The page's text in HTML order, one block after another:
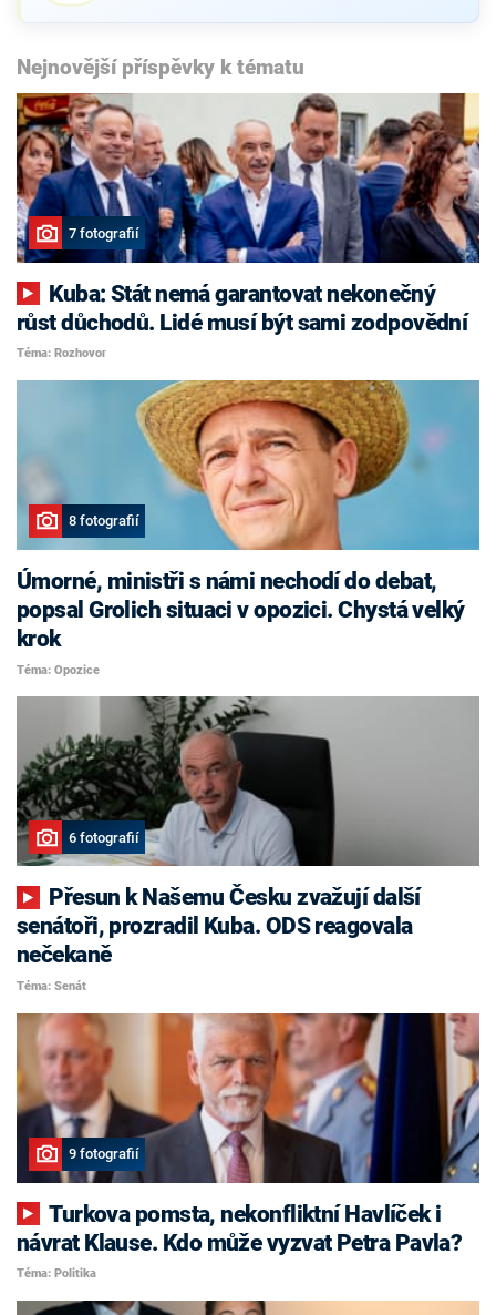
Nejnovější příspěvky k tématu
7 fotografií
růst důchodů. Lidé musí být sami zodpovědní
Téma: Rozhovor
8 fotografií
Úmorné, ministři s námi nechodí do debat,
popsal Grolich situaci v opozici. Chystá velký
krok
Téma: Opozice
6 fotografií
senátoři, prozradil Kuba. ODS reagovala
nečekaně
Téma: Senát
9 fotografií
Turkova pomsta, nekonfliktní Havlíček i
návrat Klause. Kdo může vyzvat Petra Pavla?
Téma: Politika